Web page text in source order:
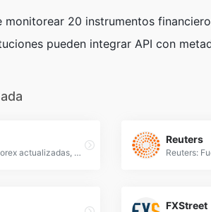
20 instrumentos
pueden integrar API con
BBC Business: Noticias Forex actualizadas, análisis de mercados y tendencias financieras globales para operar con divisas con confianza.
Reuters
FXStreet